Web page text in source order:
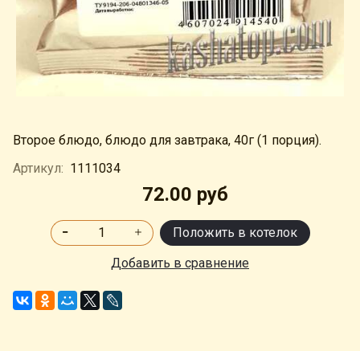
Второе блюдо, блюдо для завтрака, 40г (1 порция).
Артикул: 1111034
72.00 руб
Положить в котелок
Добавить в сравнение